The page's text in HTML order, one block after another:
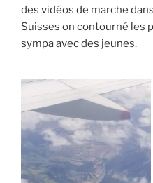
des vidéos de marche
Suisses on contourné les
sympa avec des jeunes.